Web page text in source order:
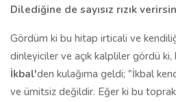
Dilediğine de sayısız rızık verirsin
Gördüm ki bu hitap irticali ve
dinleyiciler ve açık kalpliler gördü
İkbal'den kulağıma geldi; "İkbal
ve ümitsiz değildir. Eğer ki bu